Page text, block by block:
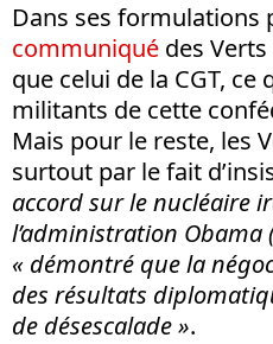
Dans ses formulations
communiqué des
que celui de la CGT,
militants de cette
Mais pour le reste, les
surtout par le fait
accord sur le nucléaire
l’administration Obama
« démontré que la
des résultats
de désescalade ».